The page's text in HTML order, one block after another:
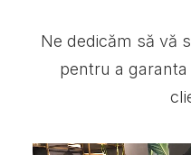
Ne dedicăm să vă
pentru a